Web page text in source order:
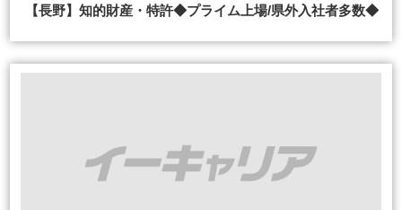
【長野】知的財産・特許◆プライム上場/県外入社者多数◆